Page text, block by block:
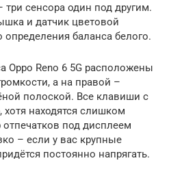
три сенсора один под другим.
и датчик цветовой
баланса белого.
Oppo Reno 6 5G расположены
а на правой –
полоской. Все клавиши с
находятся слишком
под дисплеем
– если у вас крупные
постоянно напрягать.